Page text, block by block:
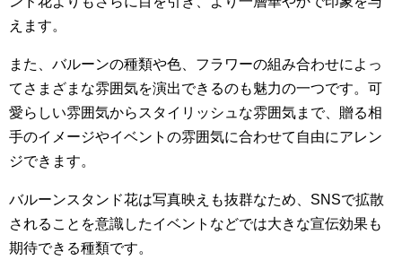
えます。
また、バルーンの種類や色、フラワーの組み合わせによっ
てさまざまな雰囲気を演出できるのも魅力の一つです。可
愛らしい雰囲気からスタイリッシュな雰囲気まで、贈る相
手のイメージやイベントの雰囲気に合わせて自由にアレン
ジできます。
バルーンスタンド花は写真映えも抜群なため、SNSで拡散
されることを意識したイベントなどでは大きな宣伝効果も
期待できる種類です。